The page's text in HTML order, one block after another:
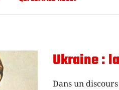
Ukraine :
Dans un